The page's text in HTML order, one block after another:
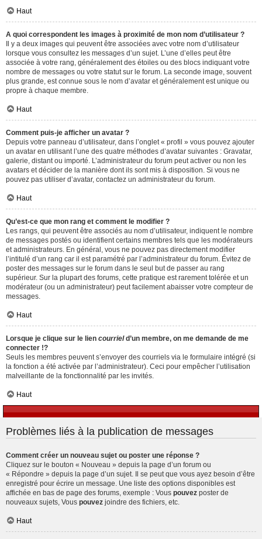
Haut
A quoi correspondent les images à proximité de mon nom d’utilisateur ?
Il y a deux images qui peuvent être associées avec votre nom d’utilisateur
lorsque vous consultez les messages d’un sujet. L’une d’elles peut être
associée à votre rang, généralement des étoiles ou des blocs indiquant votre
nombre de messages ou votre statut sur le forum. La seconde image, souvent
plus grande, est connue sous le nom d’avatar et généralement est unique ou
propre à chaque membre.
Haut
Comment puis-je afficher un avatar ?
Depuis votre panneau d’utilisateur, dans l’onglet « profil » vous pouvez ajouter
un avatar en utilisant l’une des quatre méthodes d’avatar suivantes : Gravatar,
galerie, distant ou importé. L’administrateur du forum peut activer ou non les
avatars et décider de la manière dont ils sont mis à disposition. Si vous ne
pouvez pas utiliser d’avatar, contactez un administrateur du forum.
Haut
Qu’est-ce que mon rang et comment le modifier ?
Les rangs, qui peuvent être associés au nom d’utilisateur, indiquent le nombre
de messages postés ou identifient certains membres tels que les modérateurs
et administrateurs. En général, vous ne pouvez pas directement modifier
l’intitulé d’un rang car il est paramétré par l’administrateur du forum. Évitez de
poster des messages sur le forum dans le seul but de passer au rang
supérieur. Sur la plupart des forums, cette pratique est rarement tolérée et un
modérateur (ou un administrateur) peut facilement abaisser votre compteur de
messages.
Haut
Lorsque je clique sur le lien courrield’un membre, on me demande de me
connecter !?
Seuls les membres peuvent s’envoyer des courriels via le formulaire intégré (si
la fonction a été activée par l’administrateur). Ceci pour empêcher l’utilisation
malveillante de la fonctionnalité par les invités.
Haut
Problèmes liés à la publication de messages
Comment créer un nouveau sujet ou poster une réponse ?
Cliquez sur le bouton « Nouveau » depuis la page d’un forum ou
« Répondre » depuis la page d’un sujet. Il se peut que vous ayez besoin d’être
enregistré pour écrire un message. Une liste des options disponibles est
affichée en bas de page des forums, exemple : Vous pouvez poster de
nouveaux sujets, Vous pouvez joindre des fichiers, etc.
Haut